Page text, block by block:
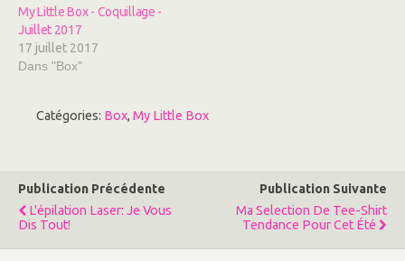
n
e
n
o
u
v
e
f
e
)
u
n
o
e
r
e
My Little Box - Coquillage -
Juillet 2017
17 juillet 2017
Dans "Box"
Catégories: Box, My Little Box
Publication Précédente
L'épilation Laser: Je Vous
Dis Tout!
Publication Suivante
Ma Selection De Tee-Shirt
Tendance Pour Cet Été